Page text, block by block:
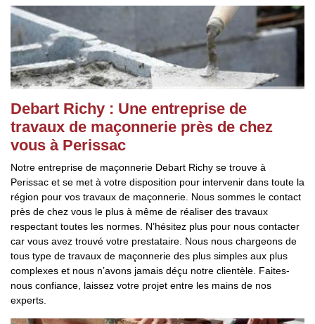
Debart Richy : Une entreprise de
travaux de maçonnerie près de chez
vous à Perissac
Notre entreprise de maçonnerie Debart Richy se trouve à
Perissac et se met à votre disposition pour intervenir dans toute la
région pour vos travaux de maçonnerie. Nous sommes le contact
près de chez vous le plus à même de réaliser des travaux
respectant toutes les normes. N’hésitez plus pour nous contacter
car vous avez trouvé votre prestataire. Nous nous chargeons de
tous type de travaux de maçonnerie des plus simples aux plus
complexes et nous n’avons jamais déçu notre clientèle. Faites-
nous confiance, laissez votre projet entre les mains de nos
experts.